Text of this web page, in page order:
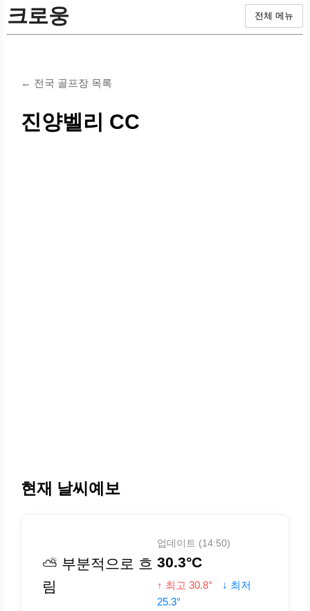
크로웅 전체 메뉴
← 전국 골프장 목록
진양벨리 CC
현재 날씨예보
⛅ 부분적으로 흐
림
업데이트 (14:50)
30.3°C
↑ 최고 30.8°
↓ 최저
25.3°